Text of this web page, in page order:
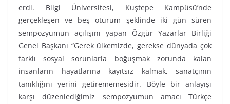
erdi. Bilgi Üniversitesi, Kuştepe Kampüsü’nde
gerçekleşen ve beş oturum şeklinde iki gün süren
sempozyumun açılışını yapan Özgür Yazarlar Birliği
Genel Başkanı “Gerek ülkemizde, gerekse dünyada çok
farklı sosyal sorunlarla boğuşmak zorunda kalan
insanların hayatlarına kayıtsız kalmak, sanatçının
tanıklığını yerini getirememesidir. Böyle bir anlayışı
karşı düzenlediğimiz sempozyumun amacı Türkçe